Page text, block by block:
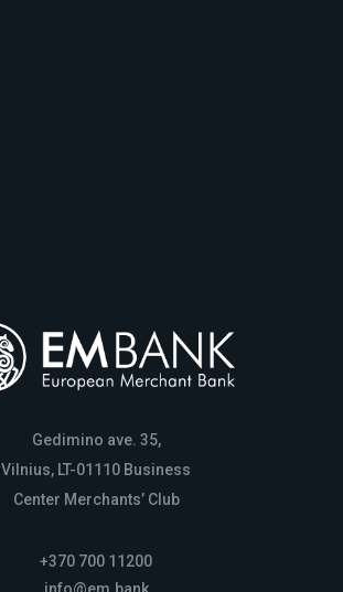
Gedimino ave. 35,
Vilnius, LT-01110 Business
Center Merchants’ Club
+370 700 11200